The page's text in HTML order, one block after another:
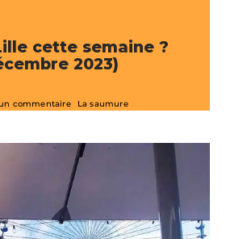
cette semaine ?
2023)
commentaire La saumure